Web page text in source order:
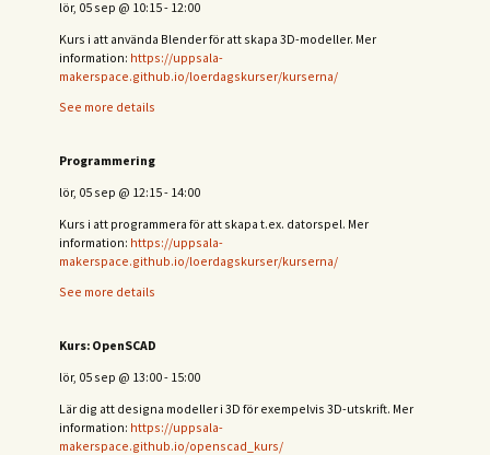
lör, 05 sep @ 10:15- 12:00
Kurs i att använda Blender för att skapa 3D-modeller. Mer
information: https://uppsala-
makerspace.github.io/loerdagskurser/kurserna/
See more details
Programmering
lör, 05 sep @ 12:15- 14:00
Kurs i att programmera för att skapa t.ex. datorspel. Mer
information: https://uppsala-
makerspace.github.io/loerdagskurser/kurserna/
See more details
Kurs: OpenSCAD
lör, 05 sep @ 13:00- 15:00
Lär dig att designa modeller i 3D för exempelvis 3D-utskrift. Mer
information: https://uppsala-
makerspace.github.io/openscad_kurs/